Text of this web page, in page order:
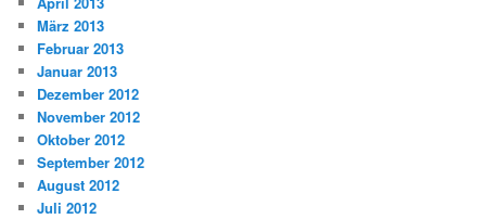
März 2013
Februar 2013
Januar 2013
Dezember 2012
November 2012
Oktober 2012
September 2012
August 2012
Juli 2012